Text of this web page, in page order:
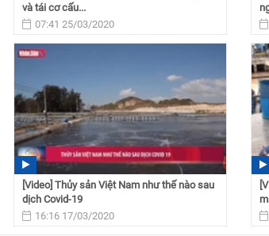
và tái cơ cấu...
07:41 25/03/2020
[Video] Thủy sản Việt Nam như thế nào sau
dịch Covid-19
16:16 17/03/2020